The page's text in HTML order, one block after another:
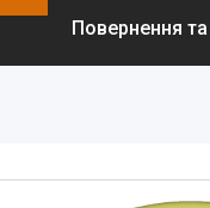
Повернення